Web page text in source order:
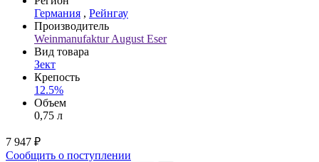
Германия , Рейнгау
Производитель
Weinmanufaktur August Eser
Вид товара
Зект
Крепость
12.5%
Объем
0,75 л
7 947 ₽
Сообщить о поступлении